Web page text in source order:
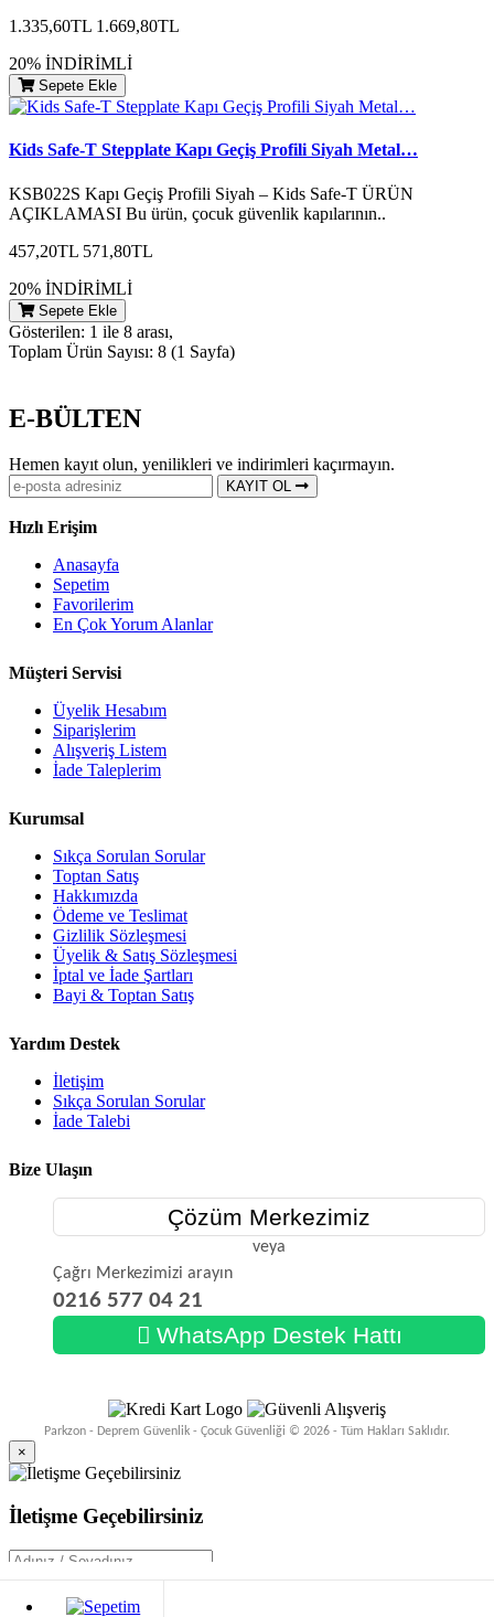
1.335,60TL 1.669,80TL
20% İNDİRİMLİ
Sepete Ekle
Kids Safe-T Stepplate Kapı Geçiş Profili Siyah Metal…
KSB022S Kapı Geçiş Profili Siyah – Kids Safe-T ÜRÜN
AÇIKLAMASI Bu ürün, çocuk güvenlik kapılarının..
457,20TL 571,80TL
20% İNDİRİMLİ
Sepete Ekle
Gösterilen: 1 ile 8 arası,
Toplam Ürün Sayısı: 8 (1 Sayfa)
E-BÜLTEN
Hemen kayıt olun, yenilikleri ve indirimleri kaçırmayın.
KAYIT OL
Hızlı Erişim
Anasayfa
Sepetim
Favorilerim
En Çok Yorum Alanlar
Müşteri Servisi
Üyelik Hesabım
Siparişlerim
Alışveriş Listem
İade Taleplerim
Kurumsal
Sıkça Sorulan Sorular
Toptan Satış
Hakkımızda
Ödeme ve Teslimat
Gizlilik Sözleşmesi
Üyelik & Satış Sözleşmesi
İptal ve İade Şartları
Bayi & Toptan Satış
Yardım Destek
İletişim
Sıkça Sorulan Sorular
İade Talebi
Bize Ulaşın
Çözüm Merkezimiz
veya
Çağrı Merkezimizi arayın
0216 577 04 21
WhatsApp Destek Hattı
Parkzon - Deprem Güvenlik - Çocuk Güvenliği © 2026 - Tüm Hakları Saklıdır.
×
İletişme Geçebilirsiniz